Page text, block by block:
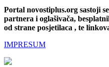
Portal novostiplus.org sastoji
partnera i oglašivača,
od strane posjetilaca , te
IMPRESUM